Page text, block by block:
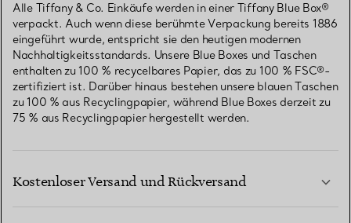
Alle Tiffany & Co. Einkäufe werden in einer Tiffany Blue Box®
verpackt. Auch wenn diese berühmte Verpackung bereits 1886
eingeführt wurde, entspricht sie den heutigen modernen
Nachhaltigkeitsstandards. Unsere Blue Boxes und Taschen
enthalten zu 100 % recycelbares Papier, das zu 100 % FSC®-
zertifiziert ist. Darüber hinaus bestehen unsere blauen Taschen
zu 100 % aus Recyclingpapier, während Blue Boxes derzeit zu
75 % aus Recyclingpapier hergestellt werden.
Kostenloser Versand und Rückversand